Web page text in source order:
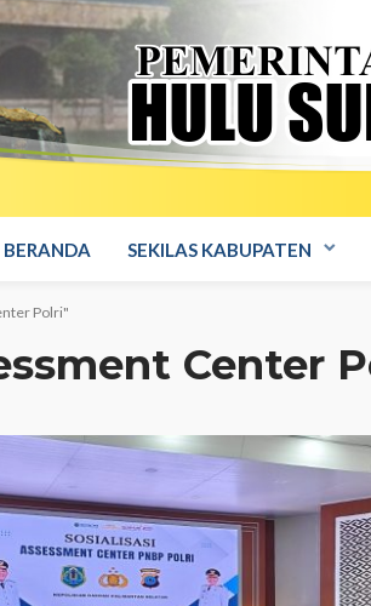
BERANDA SEKILAS KABUPATEN
Polri"
Center